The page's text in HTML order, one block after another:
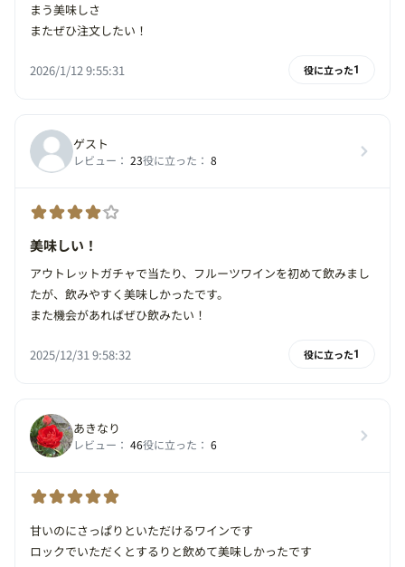
まう美味しさ
またぜひ注文したい！
2026/1/12 9:55:31 役に立った1
ゲスト
レビュー： 23役に立った： 8
美味しい！
アウトレットガチャで当たり、フルーツワインを初めて飲みまし
たが、飲みやすく美味しかったです。
また機会があればぜひ飲みたい！
2025/12/31 9:58:32 役に立った1
あきなり
レビュー： 46役に立った： 6
甘いのにさっぱりといただけるワインです
ロックでいただくとするりと飲めて美味しかったです